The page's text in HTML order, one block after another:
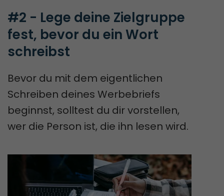
#2 - Lege deine Zielgruppe
fest, bevor du ein Wort
schreibst
Bevor du mit dem eigentlichen
Schreiben deines Werbebriefs
beginnst, solltest du dir vorstellen,
wer die Person ist, die ihn lesen wird.